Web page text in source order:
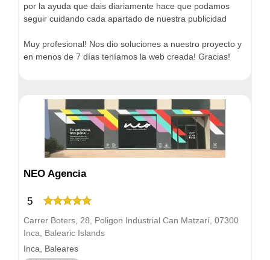
por la ayuda que dais diariamente hace que podamos
seguir cuidando cada apartado de nuestra publicidad
Muy profesional! Nos dio soluciones a nuestro proyecto y
en menos de 7 días teníamos la web creada! Gracias!
NEO Agencia
5
Carrer Boters, 28, Poligon Industrial Can Matzarí, 07300
Inca, Balearic Islands
Inca, Baleares